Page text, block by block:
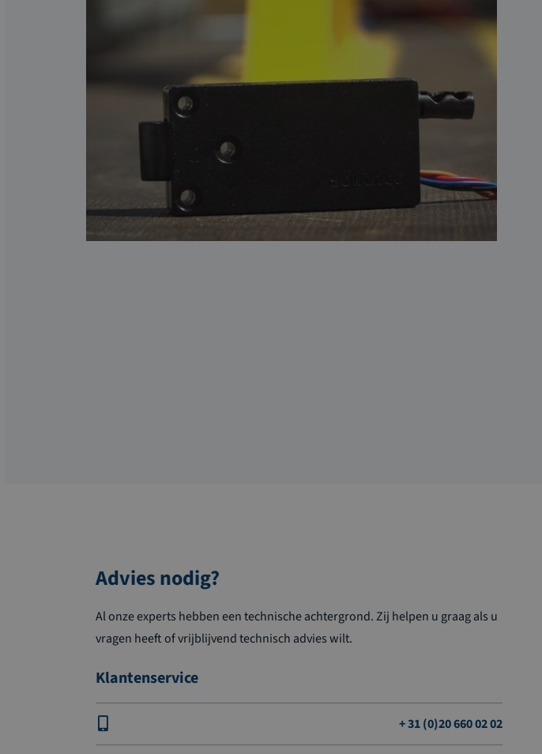
Advies nodig?
Al onze experts hebben een technische achtergrond. Zij helpen u graag als u
vragen heeft of vrijblijvend technisch advies wilt.
Klantenservice
+ 31 (0)20 660 02 02